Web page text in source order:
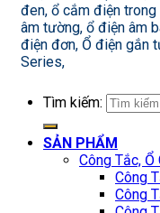
đen, ổ cắm điện
âm tường, ổ điện âm
điện đơn, Ổ điện gắn
Series,
Tìm kiếm:
SẢN PHẨM
Công Tắc,
Công
Công